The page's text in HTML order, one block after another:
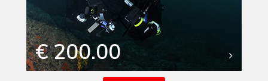
€ 200.00